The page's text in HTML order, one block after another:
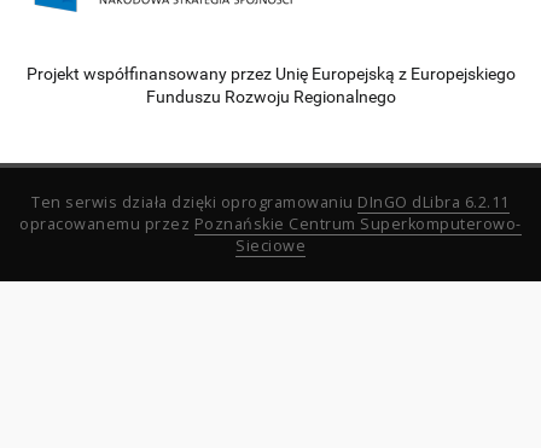
Projekt współfinansowany przez Unię Europejską z Europejskiego
Funduszu Rozwoju Regionalnego
Ten serwis działa dzięki oprogramowaniu DInGO dLibra 6.2.11
opracowanemu przez Poznańskie Centrum Superkomputerowo-
Sieciowe